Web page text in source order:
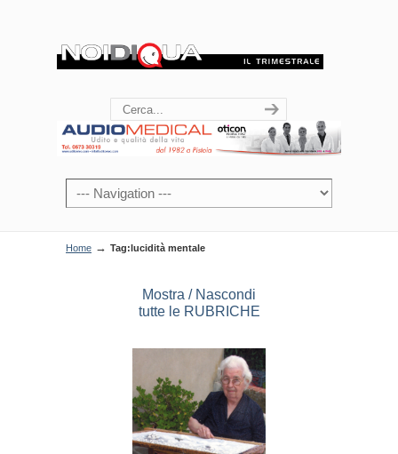
Home → Tag:lucidità mentale
Mostra / Nascondi
tutte le RUBRICHE